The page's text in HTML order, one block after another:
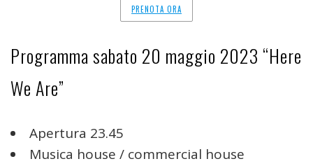
PRENOTA ORA
Programma sabato 20 maggio 2023 “Here
We Are”
Apertura 23.45
Musica house / commercial house